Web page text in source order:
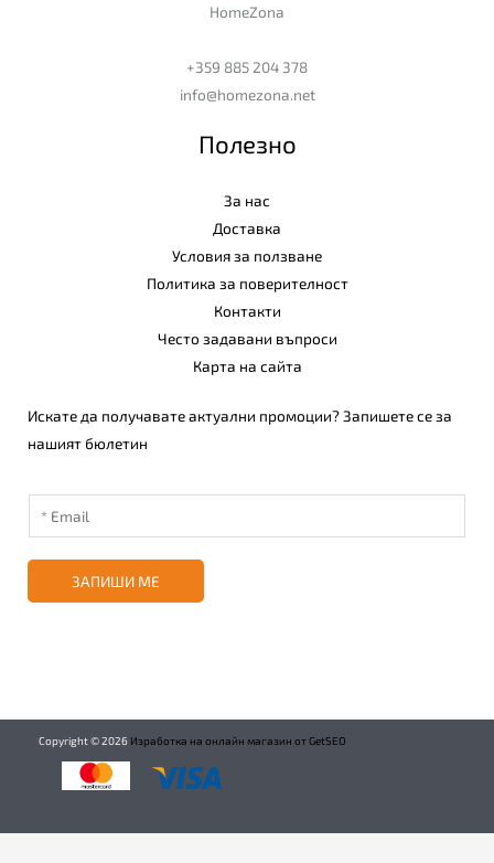
HomeZona
+359 885 204 378
info@homezona.net
Полезно
За нас
Доставка
Условия за ползване
Политика за поверителност
Контакти
Често задавани въпроси
Карта на сайта
Искате да получавате актуални промоции? Запишете се за
нашият бюлетин
ЗАПИШИ МЕ
Copyright ©2026 Изработка на онлайн магазин от GetSEO